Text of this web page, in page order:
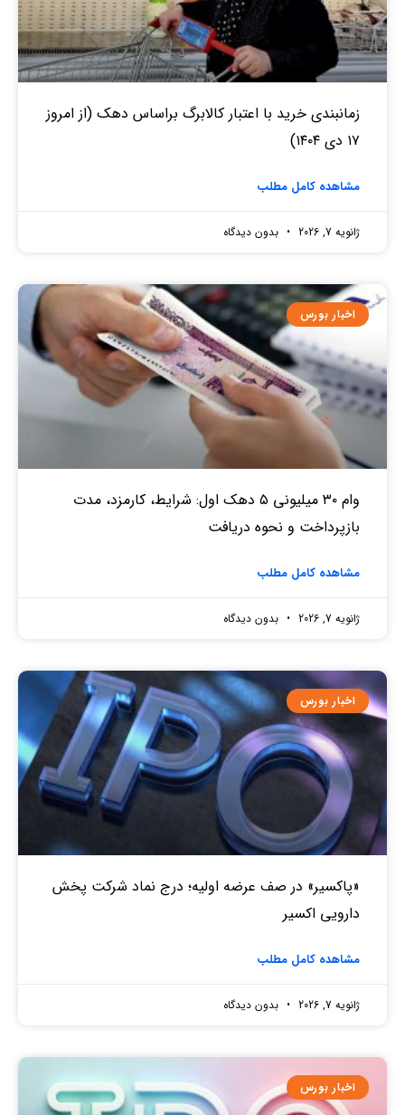
زمانبندی خرید با اعتبار کالابرگ براساس دهک (از امروز
۱۷ دی ۱۴۰۴)
مشاهده کامل مطلب
ژانویه 7, 2026 بدون دیدگاه
اخبار بورس
وام ۳۰ میلیونی ۵ دهک اول: شرایط، کارمزد، مدت
بازپرداخت و نحوه دریافت
مشاهده کامل مطلب
ژانویه 7, 2026 بدون دیدگاه
اخبار بورس
«پاکسیر» در صف عرضه اولیه؛ درج نماد شرکت پخش
دارویی اکسیر
مشاهده کامل مطلب
ژانویه 7, 2026 بدون دیدگاه
اخبار بورس